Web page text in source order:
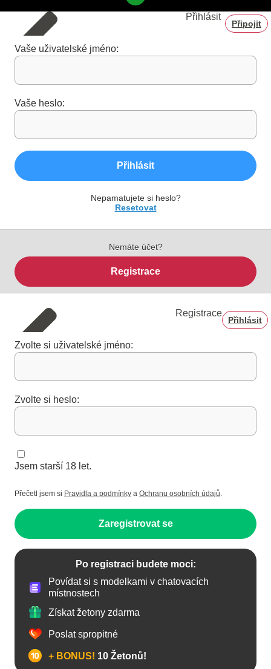
Přihlásit
Připojit
Vaše uživatelské jméno:
Vaše heslo:
Přihlásit
Nepamatujete si heslo?
Resetovat
Nemáte účet?
Registrace
Registrace
Přihlásit
Zvolte si uživatelské jméno:
Zvolte si heslo:
Jsem starší 18 let.
Přečetl jsem si Pravidla a podmínky a Ochranu osobních údajů.
Zaregistrovat se
Po registraci budete moci:
Povídat si s modelkami v chatovacích
místnostech
Získat žetony zdarma
Poslat spropitné
+ BONUS! 10 Žetonů!